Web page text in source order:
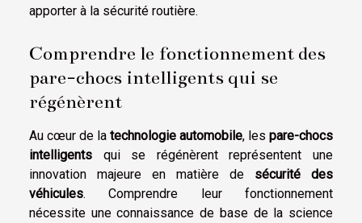
apporter à la sécurité routière.
Comprendre le fonctionnement des
pare-chocs intelligents qui se
régénèrent
Au cœur de la technologie automobile, les pare-chocs
intelligents qui se régénèrent représentent une
innovation majeure en matière de sécurité des
véhicules. Comprendre leur fonctionnement
nécessite une connaissance de base de la science